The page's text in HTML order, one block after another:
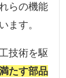
らの機能
ます。
技術を駆
たす部品